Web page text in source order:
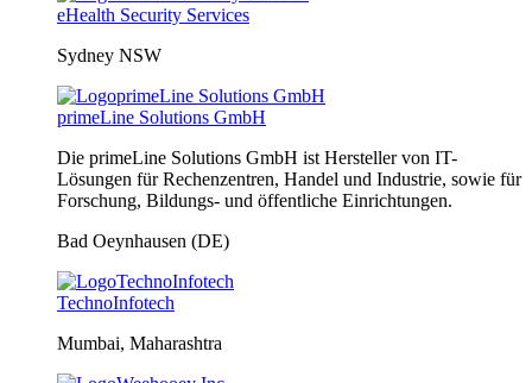
eHealth Security Services
Sydney NSW
primeLine Solutions GmbH
Die primeLine Solutions GmbH ist Hersteller von IT-
Lösungen für Rechenzentren, Handel und Industrie, sowie für
Forschung, Bildungs- und öffentliche Einrichtungen.
Bad Oeynhausen (DE)
TechnoInfotech
Mumbai, Maharashtra